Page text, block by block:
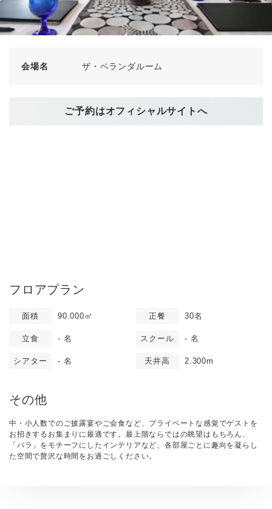
ご予約はオフィシャルサイトへ
会場名 ザ・ベランダルーム
フロアプラン
面積 90.000㎡ 正餐 30名
立食 - 名 スクール - 名
シアター - 名 天井高 2.300m
その他
中・小人数でのご披露宴やご会食など、プライベートな感覚でゲストを
お招きするお集まりに最適です。最上階ならではの眺望はもちろん、
「バラ」をモチーフにしたインテリアなど、各部屋ごとに趣向を凝らし
た空間で贅沢な時間をお過ごしください。